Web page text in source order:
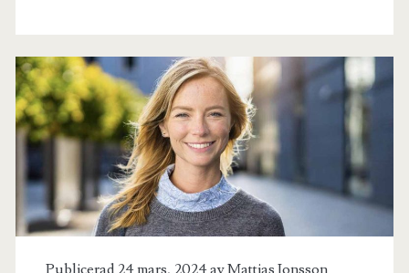
Publicerad 24 mars, 2024 avMattias Jonsson